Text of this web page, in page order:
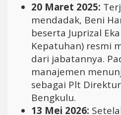
20 Maret 2025:
mendadak, Beni
beserta Juprizal
Kepatuhan) resmi
dari jabatannya.
manajemen
sebagai Plt
Bengkulu.
13 Mei 2026: